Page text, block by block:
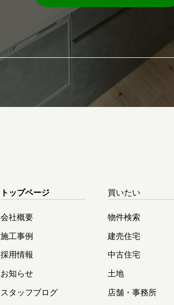
トップページ
会社概要
施工事例
採用情報
お知らせ
スタッフブログ
買いたい
物件検索
建売住宅
中古住宅
土地
店舗・事務所